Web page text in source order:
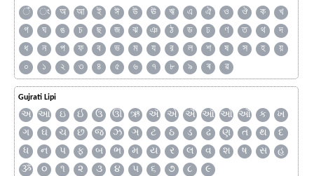
ঁ ং অ আ ই ঈ উ ঊ ঋ এ ঐ ও ঔ ক
খ
গ
ঘ ঙ চ ছ জ ঝ ঞ ঠ ড ঢ ণ ত থ
দ
ধ
ন প ফ ব ভ ম য র ল শ ষ স হ
য়
০
১ ২ ৩ ৪ ৫ ৬ ৭ ৮ ৯ ৰ ৱ
Gujrati Lipi
અ આ ઇ ઈ ઉ ઊ ઋ ઍ એ ઐ ઑ ઓ ઔ ક
ખ
ગ
ઘ ચ છ જ ઝ ઞ ટ ઠ ડ ઢ ણ ત થ
દ
ધ
ન પ ફ બ ભ મ ય ર લ વ શ ષ સ
હ
ૐ
૦ ૧ ૨ ૩ ૪ ૫ ૬ ૭ ૮ ૯